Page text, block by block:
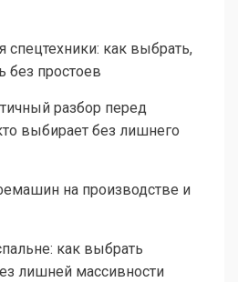
как выбрать,
без простоев
разбор перед
выбирает без лишнего
на производстве и
как выбрать
лишней массивности